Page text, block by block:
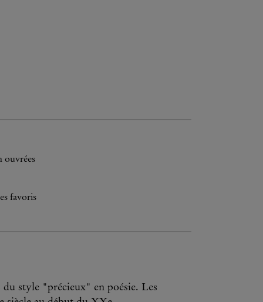
ouvrées
favoris
du style "précieux" en poésie. Les